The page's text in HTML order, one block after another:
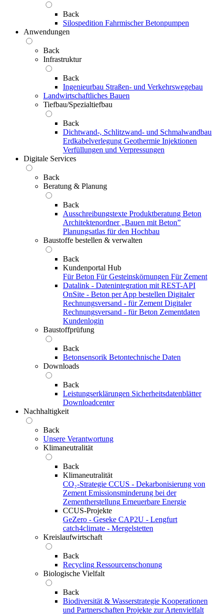
Back
Silospedition Fahrmischer Betonpumpen
Anwendungen
Back
Infrastruktur
Back
Ingenieurbau Straßen- und Verkehrswegebau
Landwirtschaftliches Bauen
Tiefbau/Spezialtiefbau
Back
Dichtwand-, Schlitzwand- und Schmalwandbau
Erdkabelverlegung Geothermie Injektionen
Verfüllungen und Verpressungen
Digitale Services
Back
Beratung & Planung
Back
Ausschreibungstexte Produktberatung Beton
Architektenordner „Bauen mit Beton”
Planungsatlas für den Hochbau
Baustoffe bestellen & verwalten
Back
Kundenportal Hub
Für Beton Für Gesteinskörnungen Für Zement
Datalink - Datenintegration mit REST-API
OnSite - Beton per App bestellen Digitaler
Rechnungsversand - für Zement Digitaler
Rechnungsversand - für Beton Zementdaten
Kundenlogin
Baustoffprüfung
Back
Betonsensorik Betontechnische Daten
Downloads
Back
Leistungserklärungen Sicherheitsdatenblätter
Downloadcenter
Nachhaltigkeit
Back
Unsere Verantwortung
Klimaneutralität
Back
Klimaneutralität
CO₂-Strategie CCUS - Dekarbonisierung von
Zement Emissionsminderung bei der
Zementherstellung Erneuerbare Energie
CCUS-Projekte
GeZero - Geseke CAP2U - Lengfurt
catch4climate - Mergelstetten
Kreislaufwirtschaft
Back
Recycling Ressourcenschonung
Biologische Vielfalt
Back
Biodiversität & Wasserstrategie Kooperationen
und Partnerschaften Projekte zur Artenvielfalt